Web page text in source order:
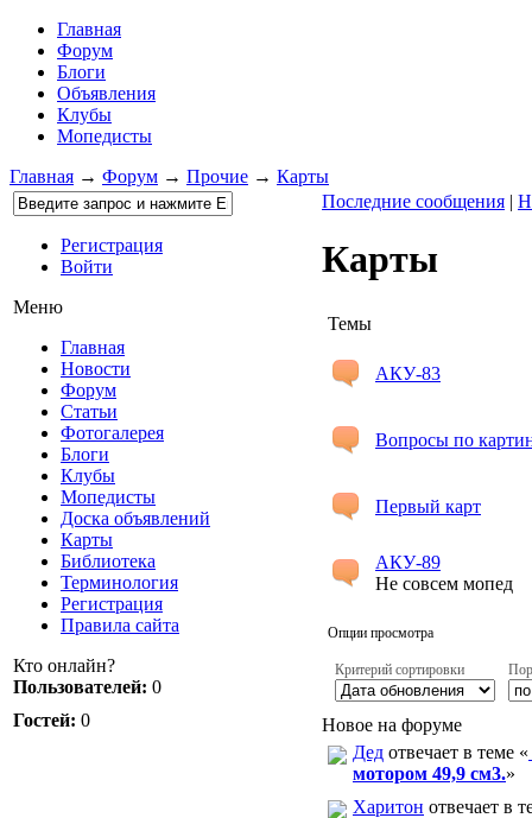
Главная
Форум
Блоги
Объявления
Клубы
Мопедисты
Главная → Форум → Прочие → Карты
Регистрация
Войти
Меню
Главная
Новости
Форум
Статьи
Фотогалерея
Блоги
Клубы
Мопедисты
Доска объявлений
Карты
Библиотека
Терминология
Регистрация
Правила сайта
Кто онлайн?
Пользователей: 0
Гостей: 0
Последние сообщения |
Карты
Темы
АКУ-83
Вопросы по
Первый карт
АКУ-89
Не совсем мопед
Опции просмотра
Критерий сортировки
Новое на форуме
Дед отвечает в теме «
мотором 49,9 см3.»
Харитон отвечает в